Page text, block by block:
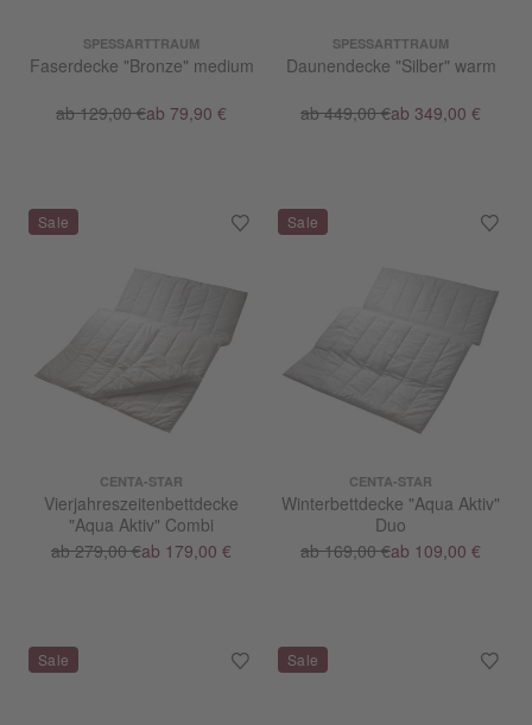
SPESSARTTRAUM
Faserdecke "Bronze" medium
ab 129,00 €ab 79,90 €
SPESSARTTRAUM
Daunendecke "Silber" warm
ab 449,00 €ab 349,00 €
CENTA-STAR
Vierjahreszeitenbettdecke
"Aqua Aktiv" Combi
ab 279,00 €ab 179,00 €
CENTA-STAR
Winterbettdecke "Aqua Aktiv"
Duo
ab 169,00 €ab 109,00 €